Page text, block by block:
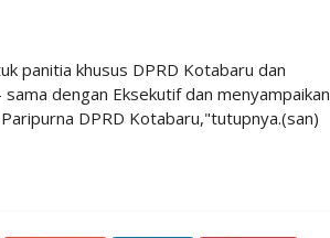
panitia khusus DPRD Kotabaru dan
dengan Eksekutif dan menyampaikan
DPRD Kotabaru,"tutupnya.(san)